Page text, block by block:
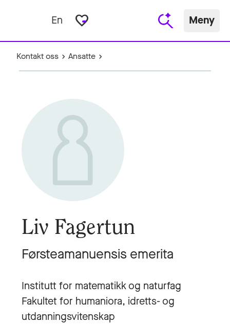
En favorite_border Meny
Kontakt oss Ansatte
Liv Fagertun
Førsteamanuensis emerita
Institutt for matematikk og naturfag
Fakultet for humaniora, idretts- og
utdanningsvitenskap